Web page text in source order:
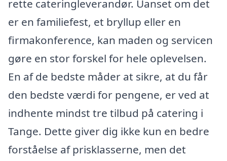
rette cateringleverandør. Uanset om det
er en familiefest, et bryllup eller en
firmakonference, kan maden og servicen
gøre en stor forskel for hele oplevelsen.
En af de bedste måder at sikre, at du får
den bedste værdi for pengene, er ved at
indhente mindst tre tilbud på catering i
Tange. Dette giver dig ikke kun en bedre
forståelse af prisklasserne, men det